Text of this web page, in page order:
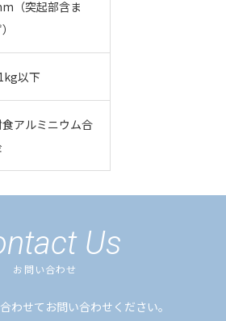
（突起部含ま
以下
アルミニウム合
Us
お問い合わせ
わせてお問い合わせください。